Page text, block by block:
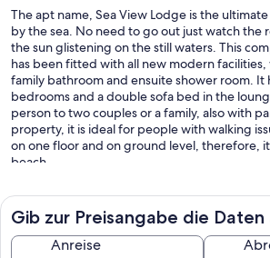
The apt name, Sea View Lodge is the
by the sea. No need to go out just watch the
the sun glistening on the still waters. This
has been fitted with all new modern
family bathroom and ensuite shower room. It
bedrooms and a double sofa bed in the
person to two couples or a family, also with
property, it is ideal for people with walking
on one floor and on ground level, therefore,
beach.
Small enclosed garden to the rear with
All amenities are within walking distance,
walking difficulties you will need a car to reach
getting to the town. There are very regular
Gib zur Preisangabe die Daten
Anreise